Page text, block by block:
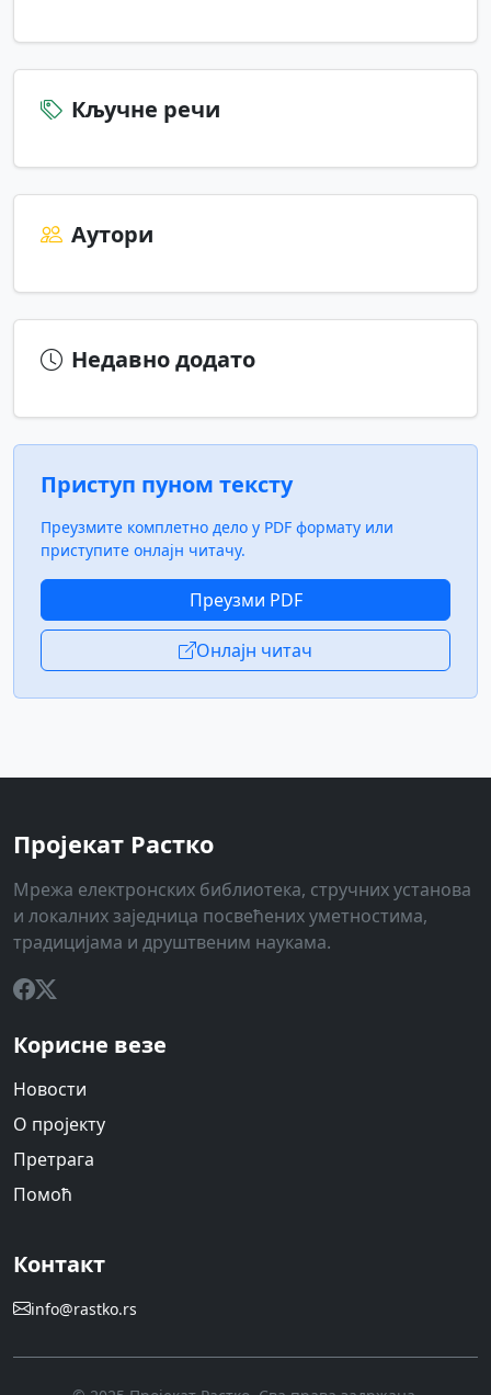
Кључне речи
Аутори
Недавно додато
Приступ пуном тексту
Преузмите комплетно дело у PDF формату или
приступите онлајн читачу.
Преузми PDF
Онлајн читач
Пројекат Растко
Мрежа електронских библиотека, стручних установа
и локалних заједница посвећених уметностима,
традицијама и друштвеним наукама.
Корисне везе
Новости
О пројекту
Претрага
Помоћ
Контакт
info@rastko.rs